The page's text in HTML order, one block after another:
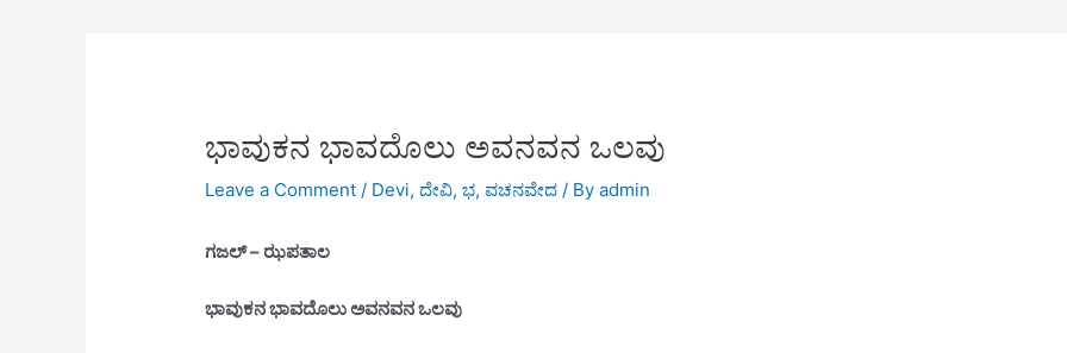
ಭಾವುಕನ ಭಾವದೊಲು ಅವನವನ ಒಲವು
Leave a Comment / Devi,ದೇವಿ,ಭ,ವಚನವೇದ / Byadmin
ಗಜಲ್ – ಝಪತಾಲ
ಭಾವುಕನ ಭಾವದೊಲು ಅವನವನ ಒಲವು